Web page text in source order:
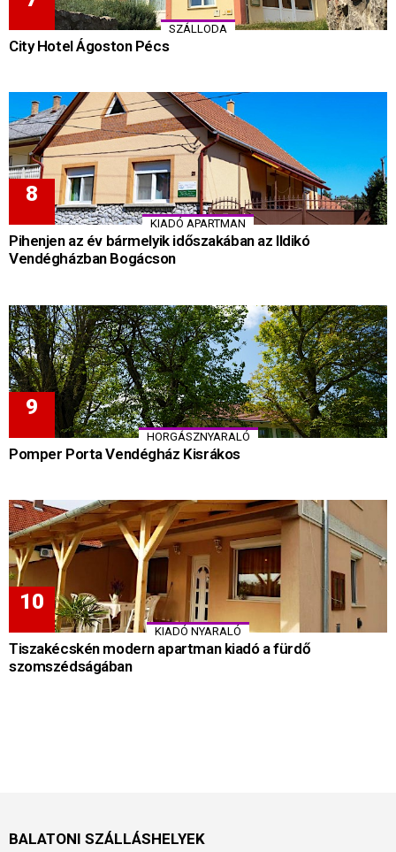
SZÁLLODA
City Hotel Ágoston Pécs
KIADÓ APARTMAN
Pihenjen az év bármelyik időszakában az Ildikó
Vendégházban Bogácson
HORGÁSZNYARALÓ
Pomper Porta Vendégház Kisrákos
KIADÓ NYARALÓ
Tiszakécskén modern apartman kiadó a fürdő
szomszédságában
BALATONI SZÁLLÁSHELYEK